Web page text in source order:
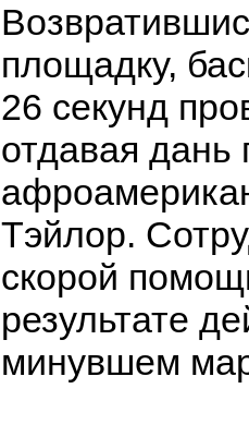
площадку,
26 секунд
отдавая дань
Тэйлор.
скорой
результате
минувшем